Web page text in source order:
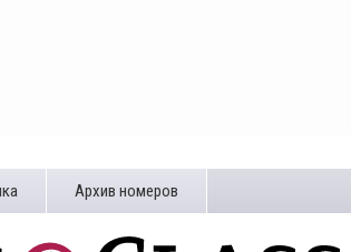
Архив номеров